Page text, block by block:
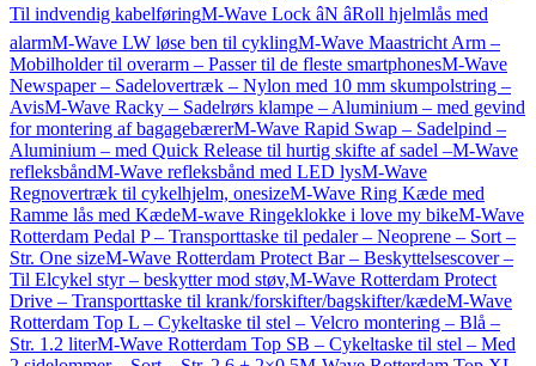
Til indvendig kabelføringM-Wave Lock âN âRoll hjelmlås med
alarmM-Wave LW løse ben til cyklingM-Wave Maastricht Arm –
Mobilholder til overarm – Passer til de fleste smartphonesM-Wave
Newspaper – Sadelovertræk – Nylon med 10 mm skumpolstring –
AvisM-Wave Racky – Sadelrørs klampe – Aluminium – med gevind
for montering af bagagebærerM-Wave Rapid Swap – Sadelpind –
Aluminium – med Quick Release til hurtig skifte af sadel –M-Wave
refleksbåndM-Wave refleksbånd med LED lysM-Wave
Regnovertræk til cykelhjelm, onesizeM-Wave Ring Kæde med
Ramme lås med KædeM-wave Ringeklokke i love my bikeM-Wave
Rotterdam Pedal P – Transporttaske til pedaler – Neoprene – Sort –
Str. One sizeM-Wave Rotterdam Protect Bar – Beskyttelsescover –
Til Elcykel styr – beskytter mod støv,M-Wave Rotterdam Protect
Drive – Transporttaske til krank/forskifter/bagskifter/kædeM-Wave
Rotterdam Top L – Cykeltaske til stel – Velcro montering – Blå –
Str. 1.2 literM-Wave Rotterdam Top SB – Cykeltaske til stel – Med